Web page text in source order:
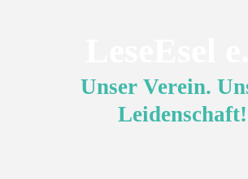
Unser Verein.
Leidenschaft!